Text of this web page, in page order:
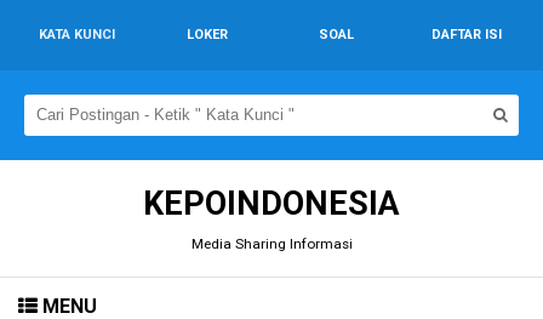
KATA KUNCI LOKER SOAL DAFTAR ISI
KEPOINDONESIA
Media Sharing Informasi
MENU